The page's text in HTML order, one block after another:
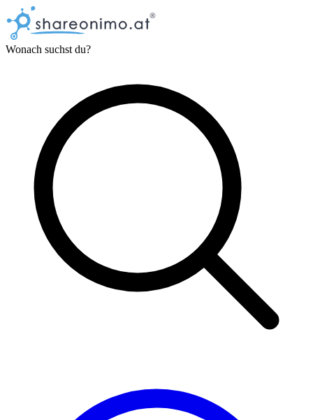
Wonach suchst du?